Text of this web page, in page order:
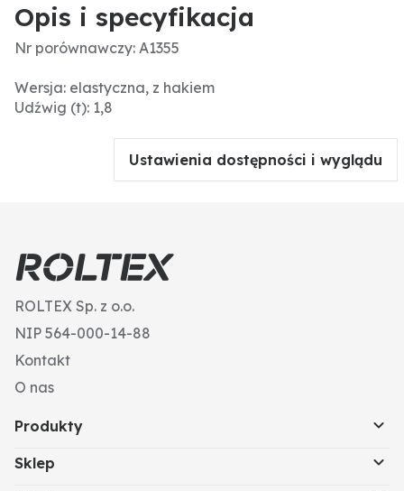
Opis i specyfikacja
Nr porównawczy: A1355
Wersja: elastyczna, z hakiem
Udźwig (t): 1,8
Ustawienia dostępności i wyglądu
ROLTEX Sp. z o.o.
NIP 564-000-14-88
Kontakt
O nas
Produkty
Sklep